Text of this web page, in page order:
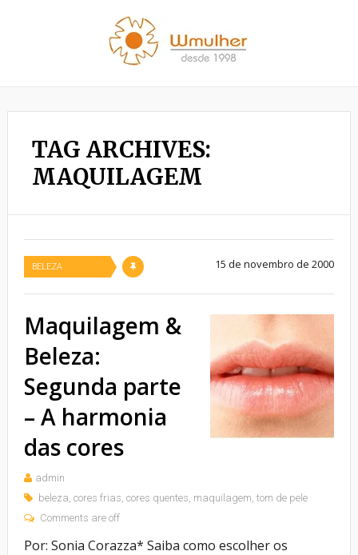
TAG ARCHIVES:
MAQUILAGEM
BELEZA 15 de novembro de 2000
Maquilagem &
Beleza:
Segunda parte
– A harmonia
das cores
admin
beleza, cores frias, cores quentes, maquilagem, tom de pele
Comments are off
Por: Sonia Corazza* Saiba como escolher os